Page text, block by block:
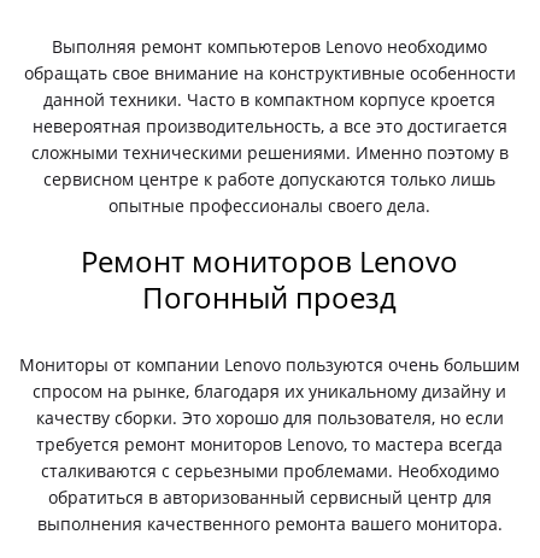
Выполняя ремонт компьютеров Lenovo необходимо
обращать свое внимание на конструктивные особенности
данной техники. Часто в компактном корпусе кроется
невероятная производительность, а все это достигается
сложными техническими решениями. Именно поэтому в
сервисном центре к работе допускаются только лишь
опытные профессионалы своего дела.
Ремонт мониторов Lenovo
Погонный проезд
Мониторы от компании Lenovo пользуются очень большим
спросом на рынке, благодаря их уникальному дизайну и
качеству сборки. Это хорошо для пользователя, но если
требуется ремонт мониторов Lenovo, то мастера всегда
сталкиваются с серьезными проблемами. Необходимо
обратиться в авторизованный сервисный центр для
выполнения качественного ремонта вашего монитора.